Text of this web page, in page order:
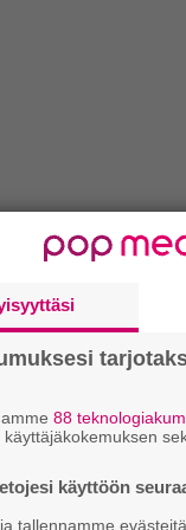
88
käyttöön
tallennamme